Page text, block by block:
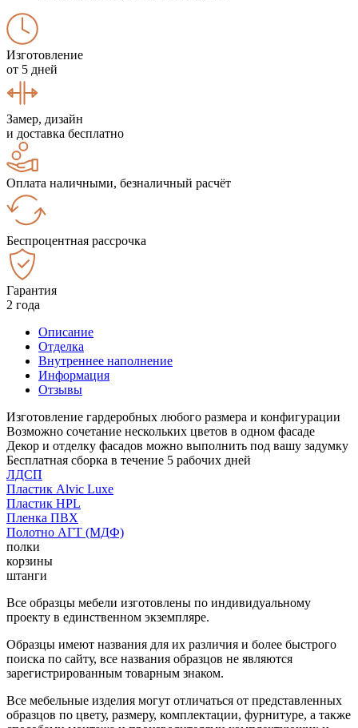
Изготовление
от 5 дней
Замер, дизайн
и доставка бесплатно
Оплата наличными, безналичный расчёт
Беспроцентная рассрочка
Гарантия
2 года
Описание
Отделка
Внутреннее наполнение
Информация
Отзывы
Изготовление гардеробных любого размера и конфигурации
Возможно сочетание нескольких цветов в одном фасаде
Декор и отделку фасадов можно выполнить под вашу задумку
Бесплатная сборка в течение 5 рабочих дней
ЛДСП
Пластик Alvic Luxe
Пластик HPL
Пленка ПВХ
Полотно АГТ (МДФ)
полки
корзины
штанги
Все образцы мебели изготовлены по индивидуальному
проекту в единственном экземпляре.
Образцы имеют названия для их различия и более быстрого
поиска по сайту, все названия образцов не являются
зарегистрированным товарным знаком.
Все мебельные изделия могут отличаться от представленных
образцов по цвету, размеру, комплектации, фурнитуре, а также